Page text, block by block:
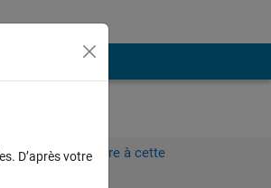
vous pour répondre à cette
D’après votre